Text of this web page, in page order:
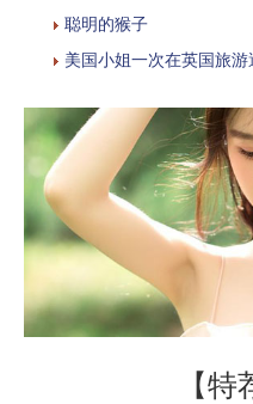
聪明的猴子
美国小姐一次在英国旅游
【特